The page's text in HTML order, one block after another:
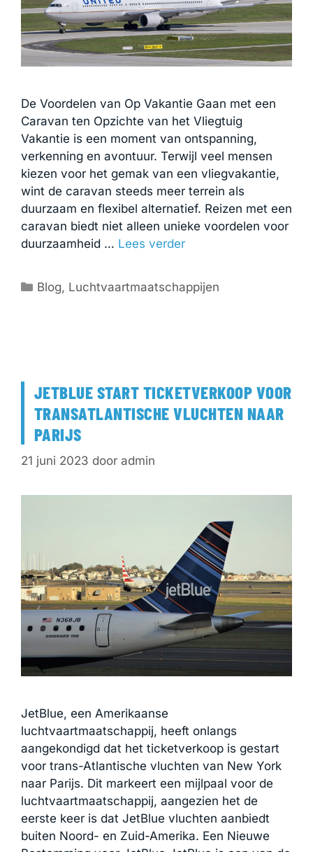
De Voordelen van Op Vakantie Gaan met een
Caravan ten Opzichte van het Vliegtuig
Vakantie is een moment van ontspanning,
verkenning en avontuur. Terwijl veel mensen
kiezen voor het gemak van een vliegvakantie,
wint de caravan steeds meer terrein als
duurzaam en flexibel alternatief. Reizen met een
caravan biedt niet alleen unieke voordelen voor
duurzaamheid … Lees verder
Categorieën
Blog, Luchtvaartmaatschappijen
JETBLUE START TICKETVERKOOP VOOR
TRANSATLANTISCHE VLUCHTEN NAAR
PARIJS
21 juni 2023 door admin
JetBlue, een Amerikaanse
luchtvaartmaatschappij, heeft onlangs
aangekondigd dat het ticketverkoop is gestart
voor trans-Atlantische vluchten van New York
naar Parijs. Dit markeert een mijlpaal voor de
luchtvaartmaatschappij, aangezien het de
eerste keer is dat JetBlue vluchten aanbiedt
buiten Noord- en Zuid-Amerika. Een Nieuwe